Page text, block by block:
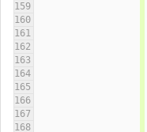
159
160
161
162
163
164
165
166
167
168